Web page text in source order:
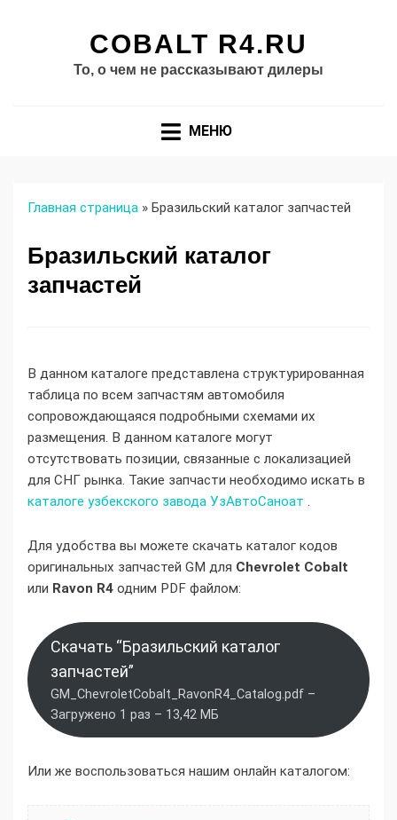
COBALT R4.RU
То, о чем не рассказывают дилеры
МЕНЮ
Главная страница » Бразильский каталог запчастей
Бразильский каталог
запчастей
В данном каталоге представлена структурированная
таблица по всем запчастям автомобиля
сопровождающаяся подробными схемами их
размещения. В данном каталоге могут
отсутствовать позиции, связанные с локализацией
для СНГ рынка. Такие запчасти необходимо искать в
каталоге узбекского завода УзАвтоСаноат .
Для удобства вы можете скачать каталог кодов
оригинальных запчастей GM для Chevrolet Cobalt
или Ravon R4 одним PDF файлом:
Скачать “Бразильский каталог
запчастей”
GM_ChevroletCobalt_RavonR4_Catalog.pdf –
Загружено 1 раз – 13,42 МБ
Или же воспользоваться нашим онлайн каталогом: